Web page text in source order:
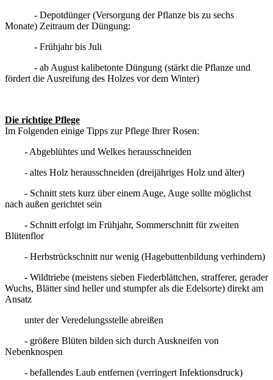
- Depotdünger (Versorgung der Pflanze bis zu sechs
Monate) Zeitraum der Düngung:
- Frühjahr bis Juli
- ab August kalibetonte Düngung (stärkt die Pflanze und
fördert die Ausreifung des Holzes vor dem Winter)
Die richtige Pflege
Im Folgenden einige Tipps zur Pflege Ihrer Rosen:
- Abgeblühtes und Welkes herausschneiden
- altes Holz herausschneiden (dreijähriges Holz und älter)
- Schnitt stets kurz über einem Auge, Auge sollte möglichst
nach außen gerichtet sein
- Schnitt erfolgt im Frühjahr, Sommerschnitt für zweiten
Blütenflor
- Herbstrückschnitt nur wenig (Hagebuttenbildung verhindern)
- Wildtriebe (meistens sieben Fiederblättchen, strafferer, gerader
Wuchs, Blätter sind heller und stumpfer als die Edelsorte) direkt am
Ansatz
unter der Veredelungsstelle abreißen
- größere Blüten bilden sich durch Auskneifen von
Nebenknospen
- befallendes Laub entfernen (verringert Infektionsdruck)